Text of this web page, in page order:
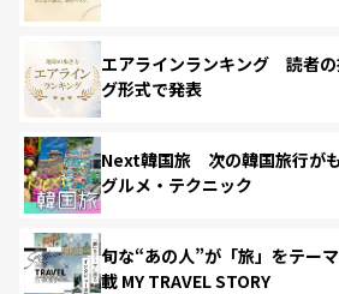
エアラインランキング 読者
グ形式で発表
Next韓国旅 次の韓国旅行が
グルメ・テクニック
旬な“あの人”が「旅」をテー
載 MY TRAVEL STORY